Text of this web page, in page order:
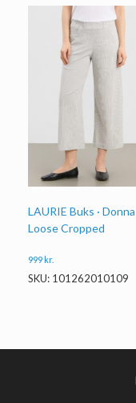
LAURIE Buks · Donna
Loose Cropped
999 kr.
SKU: 101262010109